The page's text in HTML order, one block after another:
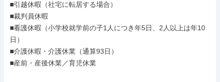
■引越休暇（社宅に転居する場合）
■裁判員休暇
■看護休暇（小学校就学前の子1人につき年5日、2人以上は年10
日）
■介護休暇・介護休業（通算93日）
■産前・産後休業／育児休業